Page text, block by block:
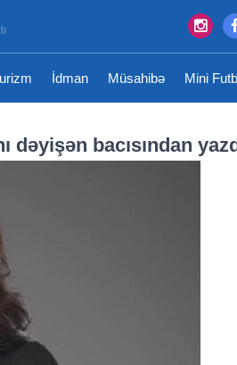
İdman Müsahibə Mini
dəyişən bacısından